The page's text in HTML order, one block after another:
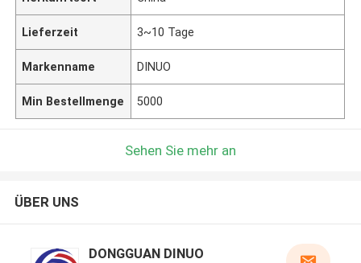
Lieferzeit 3~10 Tage
Markenname DINUO
Min Bestellmenge 5000
Sehen Sie mehr an
ÜBER UNS
DONGGUAN DINUO